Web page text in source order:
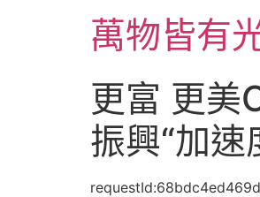
萬物皆有
更富 更美
振興“加速